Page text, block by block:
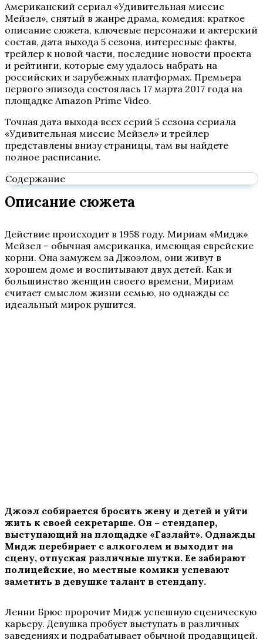
Американский сериал «Удивительная миссис
Мейзел», снятый в жанре драма, комедия: краткое
описание сюжета, ключевые персонажи и актерский
состав, дата выхода 5 сезона, интересные факты,
трейлер к новой части, последние новости проекта
и рейтинги, которые ему удалось набрать на
российских и зарубежных платформах. Премьера
первого эпизода состоялась 17 марта 2017 года на
площадке Amazon Prime Video.
Точная дата выхода всех серий 5 сезона сериала
«Удивительная миссис Мейзел» и трейлер
представлены внизу страницы, там вы найдете
полное расписание.
Содержание
Описание сюжета
Действие происходит в 1958 году. Мириам «Мидж»
Мейзел – обычная американка, имеющая еврейские
корни. Она замужем за Джоэлом, они живут в
хорошем доме и воспитывают двух детей. Как и
большинство женщин своего времени, Мириам
считает смыслом жизни семью, но однажды ее
идеальный мирок рушится.
Джоэл собирается бросить жену и детей и уйти
жить к своей секретарше. Он – стендапер,
выступающий на площадке «Газлайт». Однажды
Мидж перебирает с алкоголем и выходит на
сцену, отпуская различные шутки. Ее забирают
полицейские, но местные комики успевают
заметить в девушке талант в стендапу.
Ленни Брюс пророчит Мидж успешную сценическую
карьеру. Девушка пробует выступать в различных
заведениях и подрабатывает обычной продавщицей.